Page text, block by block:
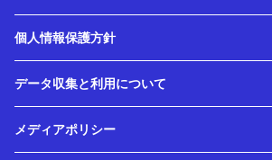
個人情報保護方針
データ収集と利用について
メディアポリシー